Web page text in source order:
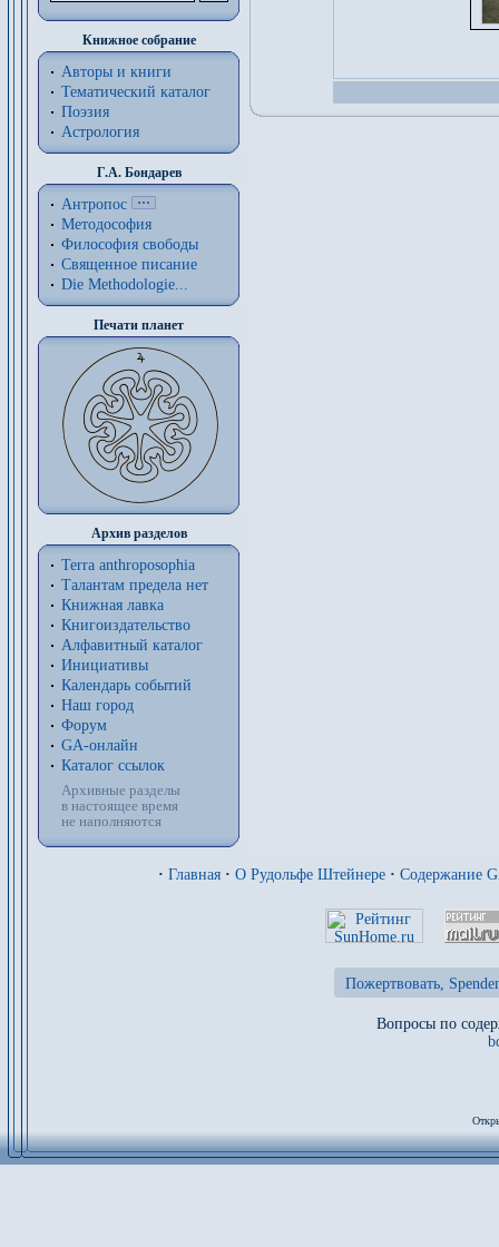
Книжное собрание
Авторы и книги
Тематический каталог
Поэзия
Астрология
Г.А. Бондарев
Антропос
Методософия
Философия cвободы
Священное писание
Die Methodologie...
Печати планет
Архив разделов
Terra anthroposophia
Талантам предела нет
Книжная лавка
Книгоиздательство
Алфавитный каталог
Инициативы
Календарь событий
Наш город
Форум
GA-онлайн
Каталог ссылок
Архивные разделы
в настоящее время
не наполняются
· Главная · О Рудольфе Штейнере · Содержание
Пожертвовать,
Вопросы по